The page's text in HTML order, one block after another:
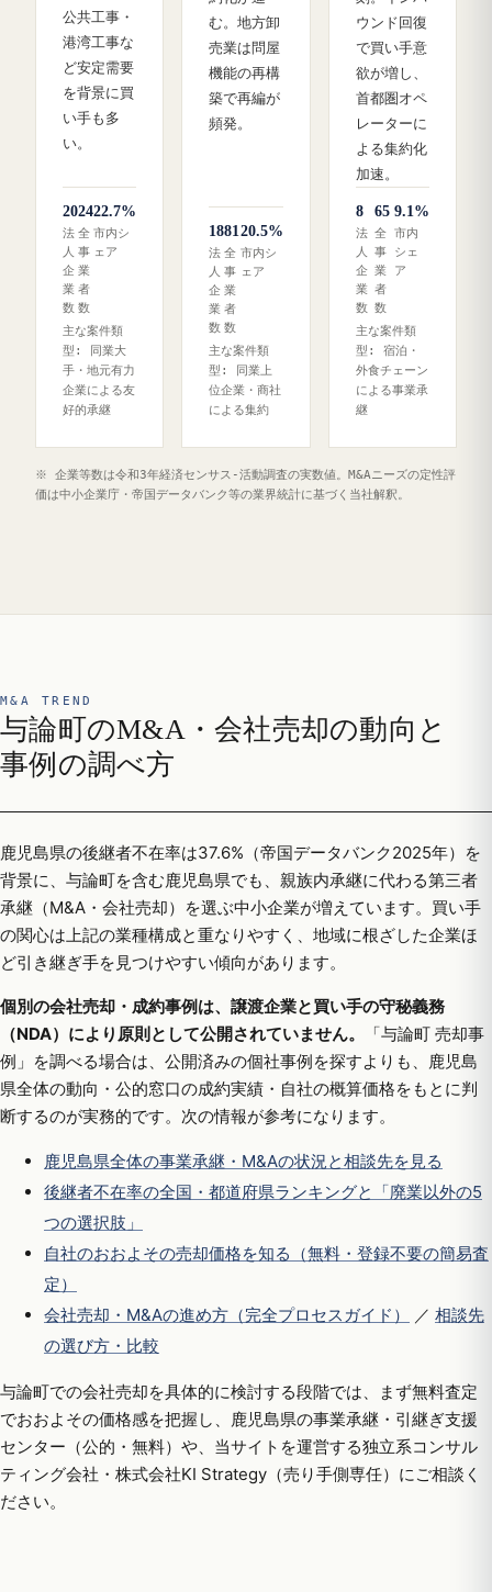
公共工事・
港湾工事な
ど安定需要
を背景に買
い手も多
い。
20
法
人
企
業
数
24
全
事
業
者
数
22.7%
市内シ
ェア
主な案件類
型: 同業大
手・地元有力
企業による友
好的承継
む。地方卸
売業は問屋
機能の再構
築で再編が
頻発。
18
法
人
企
業
数
81
全
事
業
者
数
20.5%
市内シ
ェア
主な案件類
型: 同業上
位企業・商社
による集約
ウンド回復
で買い手意
欲が増し、
首都圏オペ
レーターに
よる集約化
加速。
8
法
人
企
業
数
65
全
事
業
者
数
9.1%
市内
シェ
ア
主な案件類
型: 宿泊・
外食チェーン
による事業承
継
※ 企業等数は令和3年経済センサス‐活動調査の実数値。M&Aニーズの定性評
価は中小企業庁・帝国データバンク等の業界統計に基づく当社解釈。
M&A TREND
与論町のM&A・会社売却の動向と
事例の調べ方
鹿児島県の後継者不在率は37.6%（帝国データバンク2025年）を
背景に、与論町を含む鹿児島県でも、親族内承継に代わる第三者
承継（M&A・会社売却）を選ぶ中小企業が増えています。買い手
の関心は上記の業種構成と重なりやすく、地域に根ざした企業ほ
ど引き継ぎ手を見つけやすい傾向があります。
個別の会社売却・成約事例は、譲渡企業と買い手の守秘義務
（NDA）により原則として公開されていません。
「与論町 売却事
例」を調べる場合は、公開済みの個社事例を探すよりも、鹿児島
県全体の動向・公的窓口の成約実績・自社の概算価格をもとに判
断するのが実務的です。次の情報が参考になります。
鹿児島県全体の事業承継・M&Aの状況と相談先を見る
後継者不在率の全国・都道府県ランキングと「廃業以外の5
つの選択肢」
自社のおおよその売却価格を知る（無料・登録不要の簡易査
定）
会社売却・M&Aの進め方（完全プロセスガイド）
／ 相談先
の選び方・比較
与論町での会社売却を具体的に検討する段階では、まず無料査定
でおおよその価格感を把握し、鹿児島県の事業承継・引継ぎ支援
センター（公的・無料）や、当サイトを運営する独立系コンサル
ティング会社・株式会社KI Strategy（売り手側専任）にご相談く
ださい。